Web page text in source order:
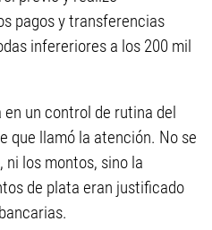
pagos y transferencias
infereriores a los 200 mil
un control de rutina del
que llamó la atención. No se
los montos, sino la
de plata eran justificado